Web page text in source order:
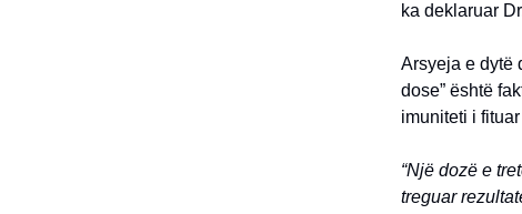
ka deklaruar
Arsyeja e dytë
dose” është
imuniteti i
“Një dozë e
treguar